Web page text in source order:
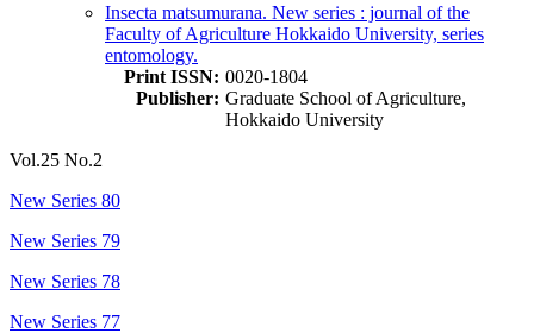
Insecta matsumurana. New series : journal of the
Faculty of Agriculture Hokkaido University, series
entomology.
Print ISSN: 0020-1804
Publisher: Graduate School of Agriculture,
Hokkaido University
Vol.25 No.2
New Series 80
New Series 79
New Series 78
New Series 77